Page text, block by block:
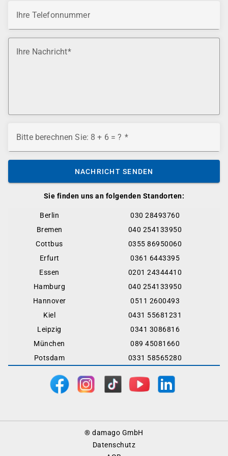
Sie finden uns an folgenden Standorten:
Berlin
030 28493760
Bremen
040 254133950
Cottbus
0355 86950060
Erfurt
0361 6443395
Essen
0201 24344410
Hamburg
040 254133950
Hannover
0511 2600493
Kiel
0431 55681231
Leipzig
0341 3086816
München
089 45081660
Potsdam
0331 58565280
Ihre Telefonnummer
Ihre Nachricht
Bitte berechnen Sie: 8 + 6 = ?
NACHRICHT SENDEN
® damago GmbH
Datenschutz